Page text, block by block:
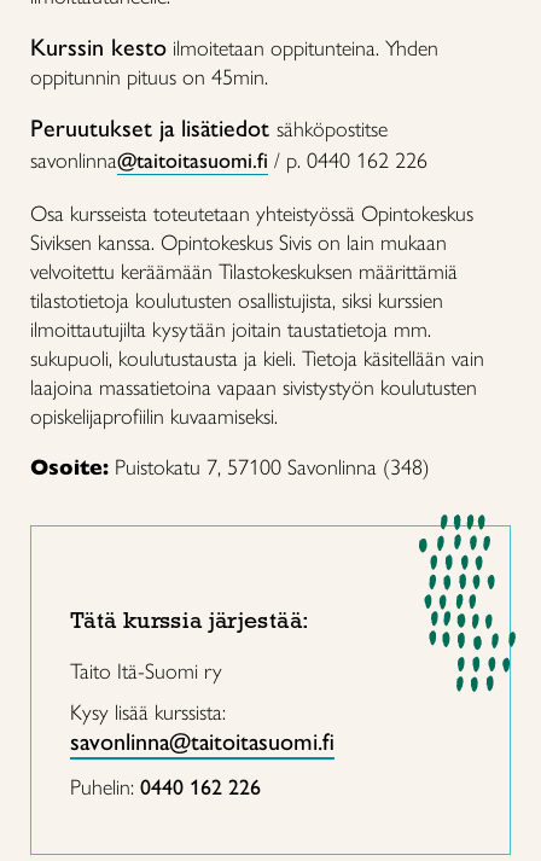
Kurssin kesto ilmoitetaan oppitunteina. Yhden
oppitunnin pituus on 45min.
Peruutukset ja lisätiedot sähköpostitse
savonlinna@taitoitasuomi.fi / p. 0440 162 226
Osa kursseista toteutetaan yhteistyössä Opintokeskus
Siviksen kanssa. Opintokeskus Sivis on lain mukaan
velvoitettu keräämään Tilastokeskuksen määrittämiä
tilastotietoja koulutusten osallistujista, siksi kurssien
ilmoittautujilta kysytään joitain taustatietoja mm.
sukupuoli, koulutustausta ja kieli. Tietoja käsitellään vain
laajoina massatietoina vapaan sivistystyön koulutusten
opiskelijaprofiilin kuvaamiseksi.
Osoite: Puistokatu 7, 57100 Savonlinna (348)
Tätä kurssia järjestää:
Taito Itä-Suomi ry
Kysy lisää kurssista:
savonlinna@taitoitasuomi.fi
Puhelin: 0440 162 226